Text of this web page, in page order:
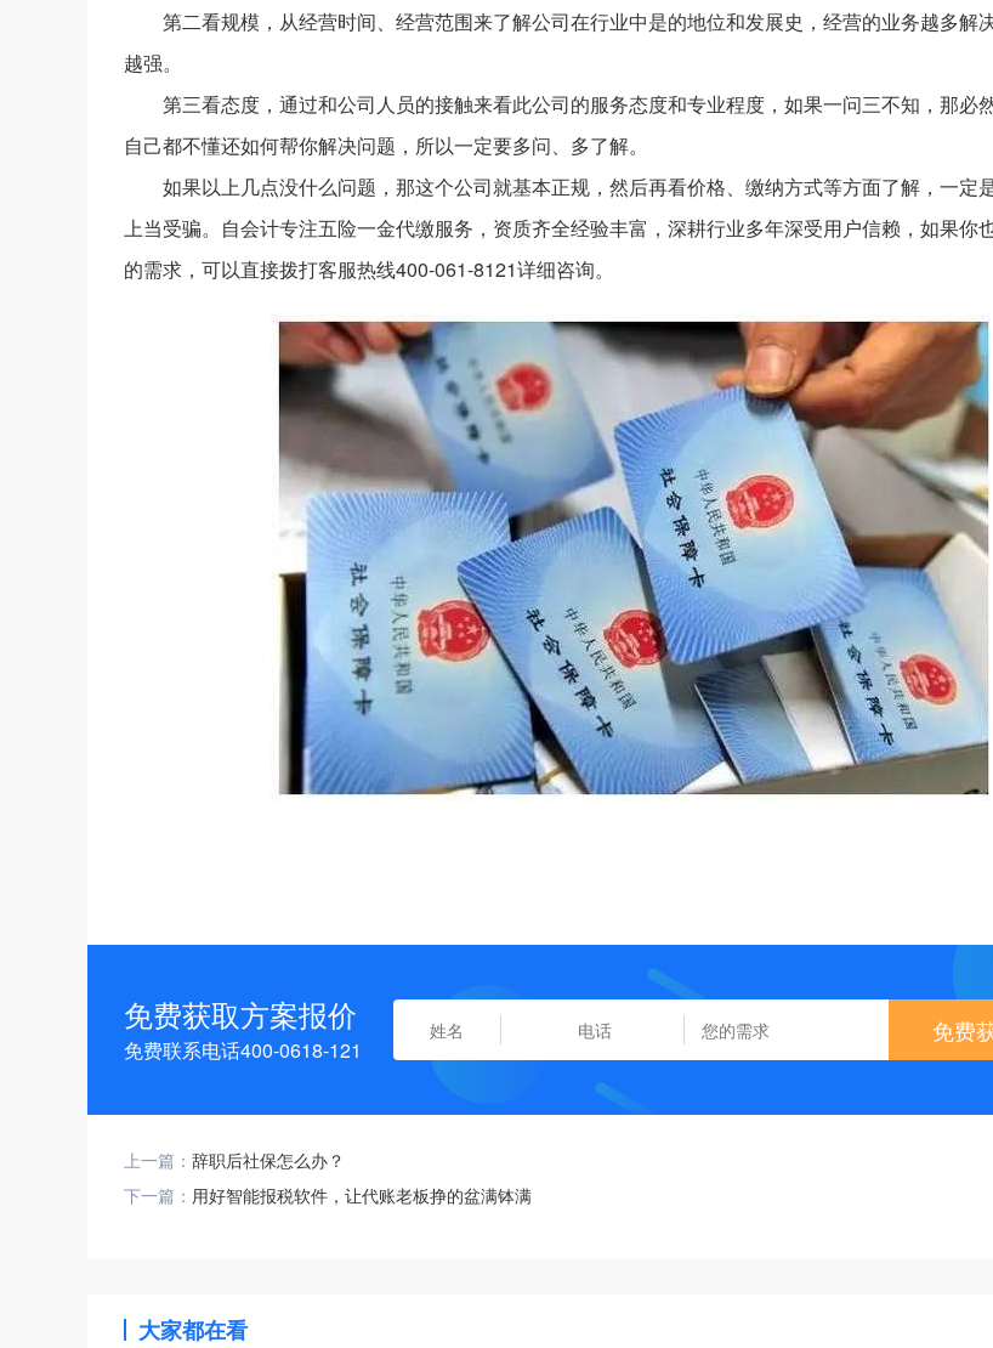
第二看规模，从经营时间、经营范围来了解公司在行业中是的地位和发展史，经营的业务越多解
越强。
第三看态度，通过和公司人员的接触来看此公司的服务态度和专业程度，如果一问三不知，那必
自己都不懂还如何帮你解决问题，所以一定要多问、多了解。
如果以上几点没什么问题，那这个公司就基本正规，然后再看价格、缴纳方式等方面了解，一定
上当受骗。自会计专注五险一金代缴服务，资质齐全经验丰富，深耕行业多年深受用户信赖，如果你
的需求，可以直接拨打客服热线400-061-8121详细咨询。
免费获取方案报价
免费联系电话400-0618-121
免费
上一篇： 辞职后社保怎么办？
下一篇： 用好智能报税软件，让代账老板挣的盆满钵满
大家都在看